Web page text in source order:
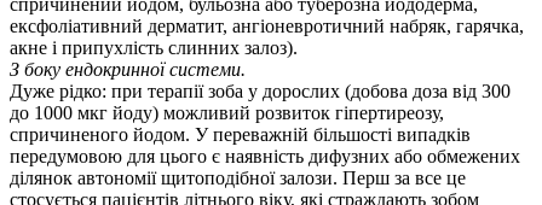
спричинений йодом, бульозна або туберозна йододерма,
ексфоліативний дерматит, ангіоневротичний набряк, гарячка,
акне і припухлість слинних залоз).
З боку ендокринної системи.
Дуже рідко: при терапії зоба у дорослих (добова доза від 300
до 1000 мкг йоду) можливий розвиток гіпертиреозу,
спричиненого йодом. У переважній більшості випадків
передумовою для цього є наявність дифузних або обмежених
ділянок автономії щитоподібної залози. Перш за все це
стосується пацієнтів літнього віку, які страждають зобом